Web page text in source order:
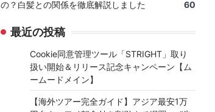
の？白髪との関係を徹底解説しました
60
最近の投稿
Cookie同意管理ツール「STRIGHT」取り
扱い開始＆リリース記念キャンペーン【ム
ームードメイン】
【海外ツアー完全ガイド】アジア最安1万